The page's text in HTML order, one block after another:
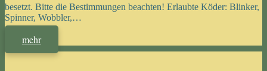
besetzt. Bitte die Bestimmungen beachten! Erlaubte Köder: Blinker,
Spinner, Wobbler,…
mehr